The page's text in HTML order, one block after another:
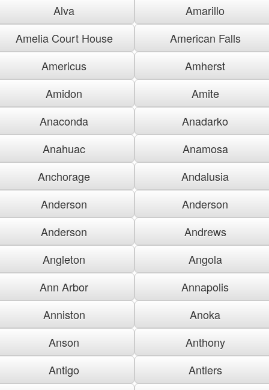
Alva
Amarillo
Amelia Court House
American Falls
Americus
Amherst
Amidon
Amite
Anaconda
Anadarko
Anahuac
Anamosa
Anchorage
Andalusia
Anderson
Anderson
Anderson
Andrews
Angleton
Angola
Ann Arbor
Annapolis
Anniston
Anoka
Anson
Anthony
Antigo
Antlers